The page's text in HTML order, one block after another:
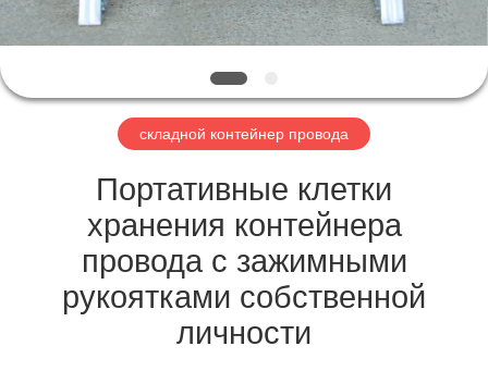
КАЧЕСТВА
СВЯЖИТЕСЬ
МЫ
СПРОСИТЕ
ЦИТАТУ
КАРТА
САЙТА
складной контейнер провода
Портативные клетки
хранения контейнера
провода с зажимными
рукоятками собственной
личности